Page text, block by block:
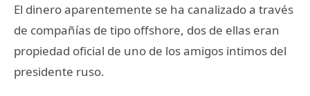
El dinero aparentemente se ha canalizado a través
de compañías de tipo offshore, dos de ellas eran
propiedad oficial de uno de los amigos intimos del
presidente ruso.